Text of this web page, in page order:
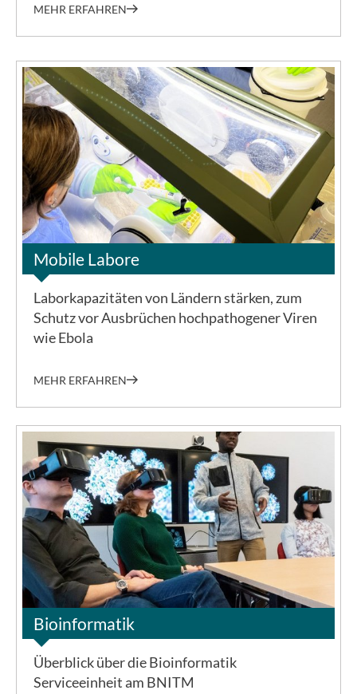
MEHR ERFAHREN
©BNITM
Mobile Labore
Laborkapazitäten von Ländern stärken, zum
Schutz vor Ausbrüchen hochpathogener Viren
wie Ebola
MEHR ERFAHREN
©BNITM
Bioinformatik
Überblick über die Bioinformatik
Serviceeinheit am BNITM